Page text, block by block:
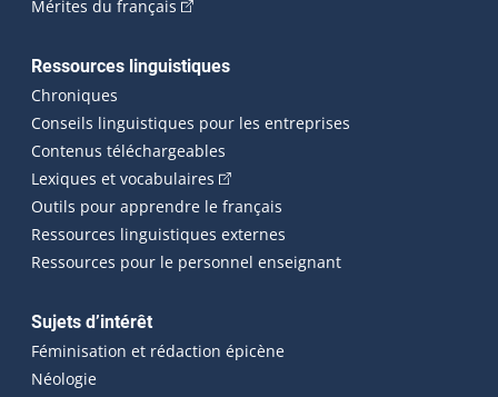
Mérites du français (Cet hyperlien externe s'ouvrira dans une
Ressources linguistiques
Chroniques
Conseils linguistiques pour les entreprises
Contenus téléchargeables
Lexiques et vocabulaires (Cet hyperlien externe s'ouvrira
Outils pour apprendre le français
Ressources linguistiques externes
Ressources pour le personnel enseignant
Sujets d’intérêt
Féminisation et rédaction épicène
Néologie